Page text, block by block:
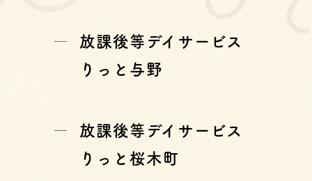
放課後等デイサービス
りっと与野
放課後等デイサービス
りっと桜木町